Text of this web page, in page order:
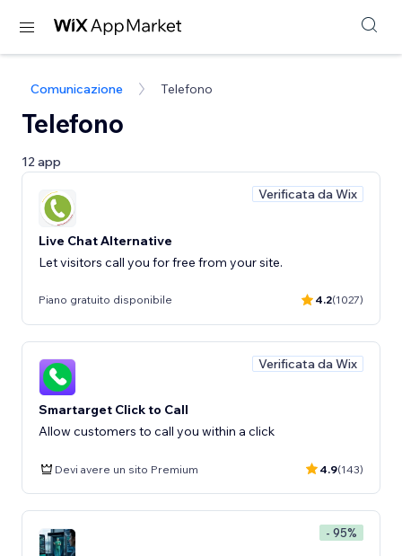
Comunicazione Telefono
Telefono
12 app
Verificata da Wix
Live Chat Alternative
Let visitors call you for free from your site.
Piano gratuito disponibile 4.2(1027)
Verificata da Wix
Smartarget Click to Call
Allow customers to call you within a click
Devi avere un sito Premium 4.9(143)
- 95%